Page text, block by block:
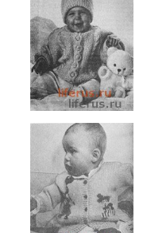
Растения в косметике